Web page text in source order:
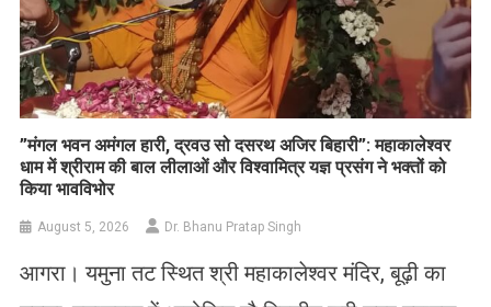
​”मंगल भवन अमंगल हारी, द्रवउ सो दसरथ अजिर बिहारी”: महाकालेश्वर
धाम में श्रीराम की बाल लीलाओं और विश्वामित्र यज्ञ प्रसंग ने भक्तों को
किया भावविभोर
August 5, 2026 Dr. Bhanu Pratap Singh
आगरा। यमुना तट स्थित श्री महाकालेश्वर मंदिर, बूढ़ी का